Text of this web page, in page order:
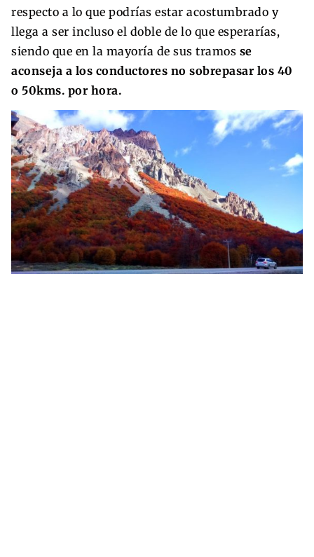
respecto a lo que podrías estar acostumbrado y
llega a ser incluso el doble de lo que esperarías,
siendo que en la mayoría de sus tramos se
aconseja a los conductores no sobrepasar los 40
o 50kms. por hora.